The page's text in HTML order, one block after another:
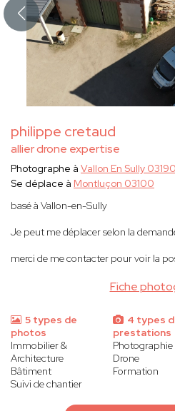
philippe cretaud
allier drone expertise
Fiche
Photographe à Vallon En Sully 03190
Se déplace à Montluçon 03100
basé à Vallon-en-Sully
Je peut me déplacer selon la
merci de me contacter pour voir la
5 types de
photos
Immobilier &
Architecture
Bâtiment
Suivi de chantier
4 types
prestations
Photographie
Drone
Formation